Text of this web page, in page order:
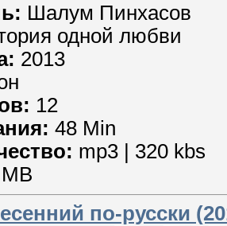
Шалум Пинхасов
одной любви
2013
12
48 Min
mp3 | 320 kbs
по-русски